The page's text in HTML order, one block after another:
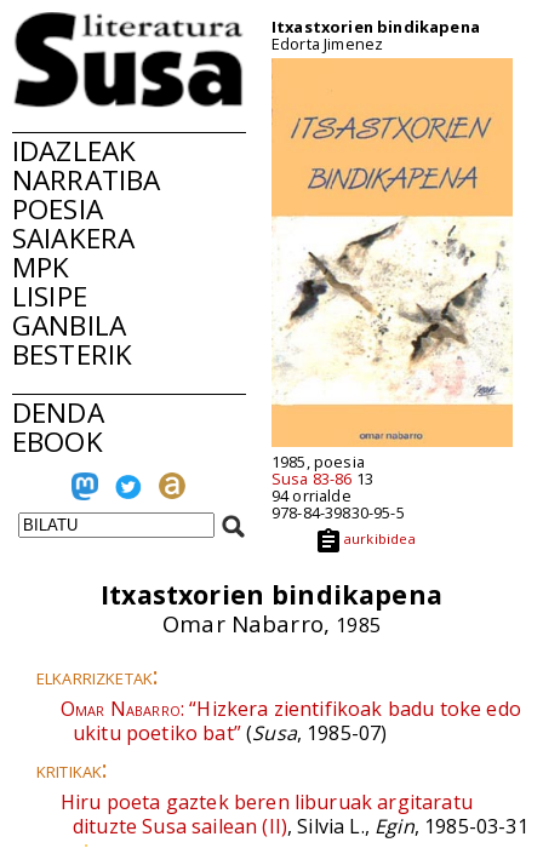
IDAZLEAK
NARRATIBA
POESIA
SAIAKERA
MPK
LISIPE
GANBILA
BESTERIK
DENDA
EBOOK
Itxastxorien bindikapena
Edorta Jimenez
1985, poesia
Susa 83-86 13
94 orrialde
978-84-39830-95-5
aurkibidea
Itxastxorien bindikapena
Omar Nabarro, 1985
elkarrizketak:
Omar Nabarro: “Hizkera zientifikoak badu toke edo
ukitu poetiko bat”(Susa, 1985-07)
kritikak:
Hiru poeta gaztek beren liburuak argitaratu
dituzte Susa sailean (II), Silvia L., Egin, 1985-03-31